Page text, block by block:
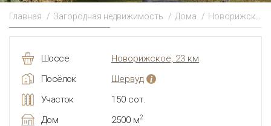
Главная Загородная недвижимость Дома Новорижское
Шоссе
Новорижское, 23 км
Посёлок
Шервуд i
Участок
150 сот.
Дом
2500 м2